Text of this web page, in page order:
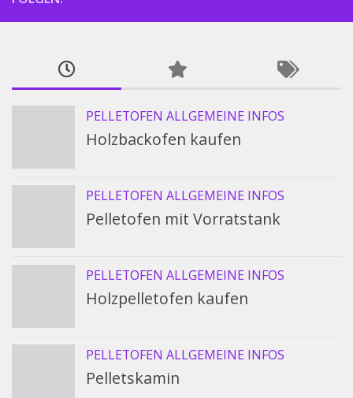
PELLETOFEN ALLGEMEINE INFOS
Holzbackofen kaufen
PELLETOFEN ALLGEMEINE INFOS
Pelletofen mit Vorratstank
PELLETOFEN ALLGEMEINE INFOS
Holzpelletofen kaufen
PELLETOFEN ALLGEMEINE INFOS
Pelletskamin